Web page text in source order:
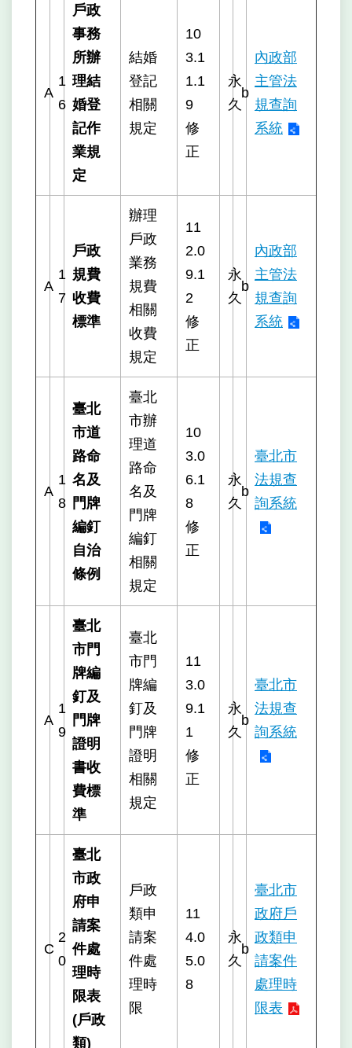
A
1
6
戶政
事務
所辦
理結
婚登
記作
業規
定
結婚
登記
相關
規定
10
3.1
1.1
9
修
正
永
久
b
內政部
主管法
規查詢
系統
A
1
7
戶政
規費
收費
標準
辦理
戶政
業務
規費
相關
收費
規定
11
2.0
9.1
2
修
正
永
久
b
內政部
主管法
規查詢
系統
A
1
8
臺北
市道
路命
名及
門牌
編釘
自治
條例
臺北
市辦
理道
路命
名及
門牌
編釘
相關
規定
10
3.0
6.1
8
修
正
永
久
b
臺北市
法規查
詢系統
A
1
9
臺北
市門
牌編
釘及
門牌
證明
書收
費標
準
臺北
市門
牌編
釘及
門牌
證明
相關
規定
11
3.0
9.1
1
修
正
永
久
b
臺北市
法規查
詢系統
C
2
0
臺北
市政
府申
請案
件處
理時
限表
(戶政
類)
戶政
類申
請案
件處
理時
限
11
4.0
5.0
8
永
久
b
臺北市
政府戶
政類申
請案件
處理時
限表